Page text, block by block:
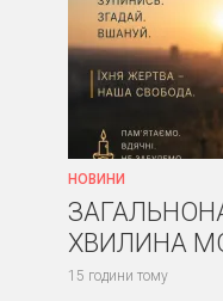
НОВИНИ
ХВИЛИНА
15 години тому